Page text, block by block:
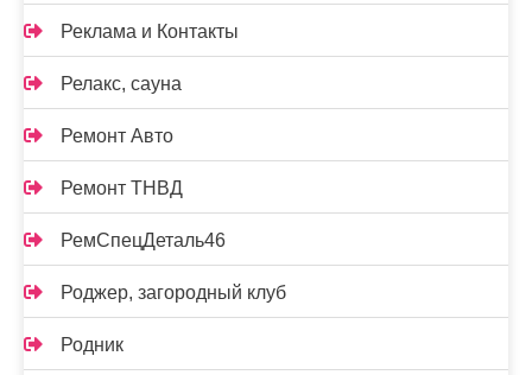
Реклама и Контакты
Релакс, сауна
Ремонт Авто
Ремонт ТНВД
РемСпецДеталь46
Роджер, загородный клуб
Родник